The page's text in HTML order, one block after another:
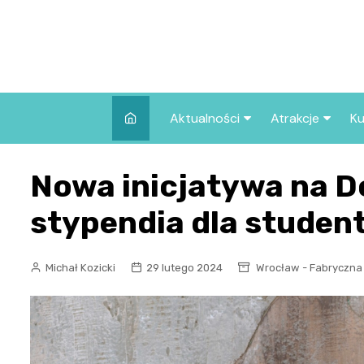
Aktualności
Wszystkie wpisy
Atrakcje
we Wrocławiu
Co warto
Wrocławiu?
Nowa inicjatywa na
stypendia dla
Michał Kozicki 29 lutego 2024 Wrocław - Fabryczna